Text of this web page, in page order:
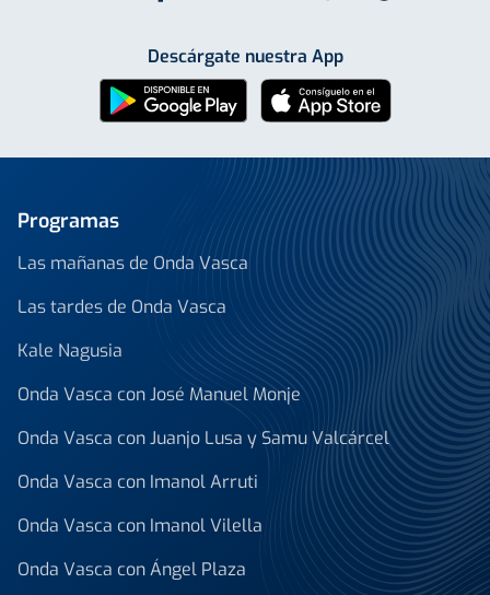
Descárgate nuestra App
Programas
Las mañanas de Onda Vasca
Las tardes de Onda Vasca
Kale Nagusia
Onda Vasca con José Manuel Monje
Onda Vasca con Juanjo Lusa y Samu Valcárcel
Onda Vasca con Imanol Arruti
Onda Vasca con Imanol Vilella
Onda Vasca con Ángel Plaza